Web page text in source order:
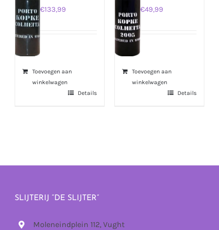
€133,99
Toevoegen aan
winkelwagen
Details
€49,99
Toevoegen aan
winkelwagen
Details
SLIJTERIJ “DE SLIJTER”
Moleneindplein 112, Vught